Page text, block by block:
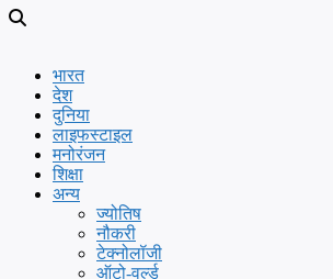
भारत
देश
दुनिया
लाइफस्टाइल
मनोरंजन
शिक्षा
अन्य
ज्योतिष
नौकरी
टेक्नोलॉजी
ऑटो-वर्ल्ड